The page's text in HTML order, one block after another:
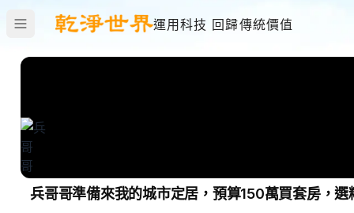
運用科技 回歸傳統價值
兵哥哥準備來我的城市定居，預算150萬買套房，選